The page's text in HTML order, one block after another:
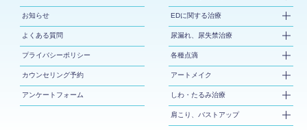
お知らせ
よくある質問
プライバシーポリシー
カウンセリング予約
アンケートフォーム
EDに関する治療
尿漏れ、尿失禁治療
各種点滴
アートメイク
しわ・たるみ治療
肩こり、バストアップ